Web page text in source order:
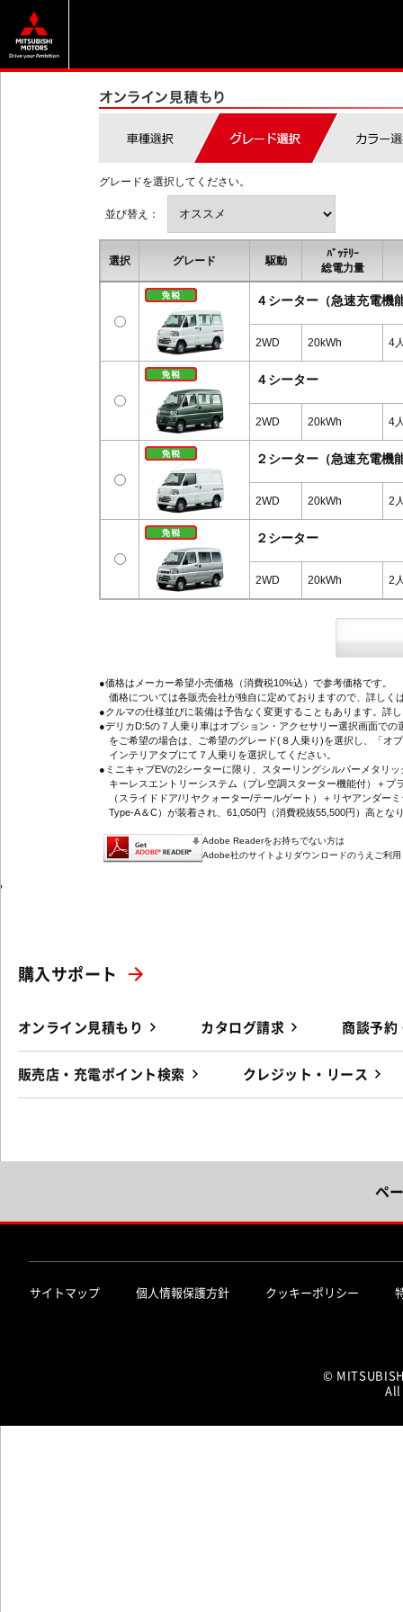
グレードを選択してください。
並び替え：
選択 グレード 駆動
ﾊﾞｯﾃﾘｰ
総電力量
４シーター（急速充電機
2WD 20kWh 4
４シーター
2WD 20kWh 4
２シーター（急速充電機
2WD 20kWh 2
２シーター
2WD 20kWh 2
●価格はメーカー希望小売価格（消費税10%込）で参考価格です。
価格については各販売会社が独自に定めておりますので、詳しく
●クルマの仕様並びに装備は予告なく変更することもあります。詳
●デリカD:5の７人乗り車はオプション・アクセサリー選択画面での
をご希望の場合は、ご希望のグレード(８人乗り)を選択し、「オ
インテリアタブにて７人乗りを選択してください。
●ミニキャブEVの2シーターに限り、スターリングシルバーメタリ
キーレスエントリーシステム（プレ空調スターター機能付）＋プ
（スライドドア/リヤクォーター/テールゲート）＋リヤアンダー
Type-A＆C）が装着され、61,050円（消費税抜55,500円）高とな
Adobe Readerをお持ちでない方は
Adobe社のサイトよりダウンロードのうえご利
'
購入サポート
オンライン見積もり カタログ請求 商談予約
販売店・充電ポイント検索 クレジット・リース
ペ
サイトマップ 個人情報保護方針 クッキーポリシー
©
All